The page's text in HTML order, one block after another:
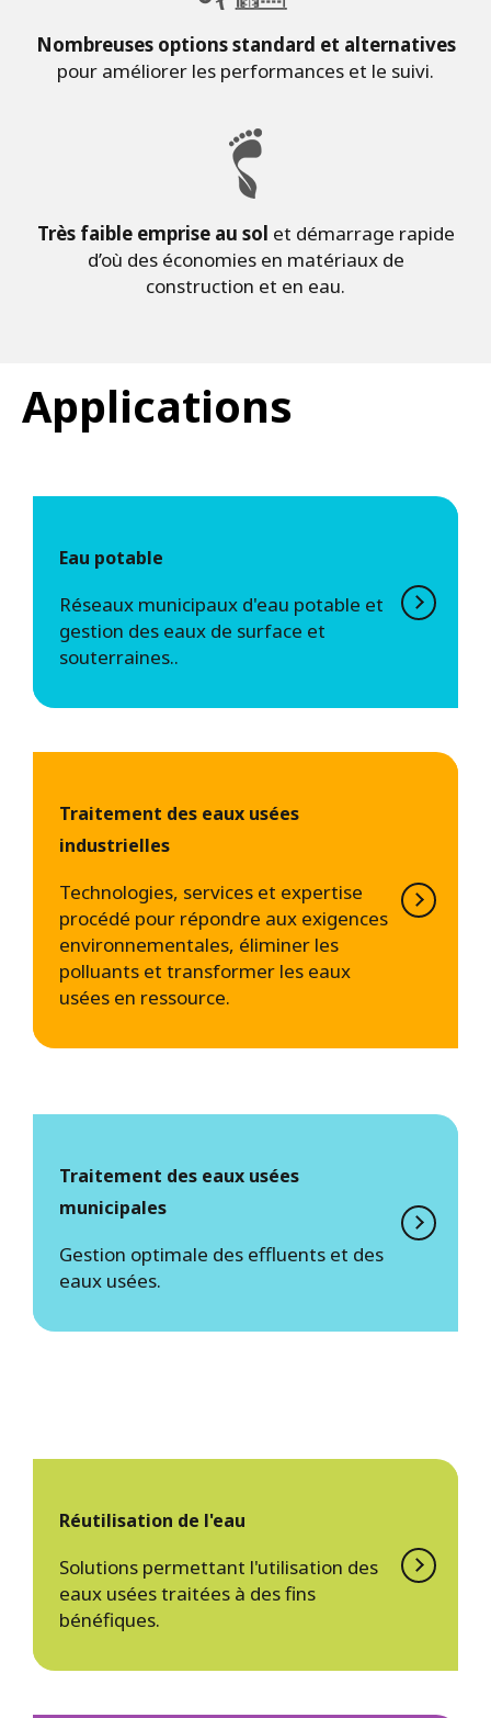
Nombreuses options standard et alternatives
pour améliorer les performances et le suivi.
Très faible emprise au sol et démarrage rapide
d’où des économies en matériaux de
construction et en eau.
Applications
Eau potable
Réseaux municipaux d'eau potable et
gestion des eaux de surface et
souterraines..
Traitement des eaux usées
industrielles
Technologies, services et expertise
procédé pour répondre aux exigences
environnementales, éliminer les
polluants et transformer les eaux
usées en ressource.
Traitement des eaux usées
municipales
Gestion optimale des effluents et des
eaux usées.
Réutilisation de l'eau
Solutions permettant l'utilisation des
eaux usées traitées à des fins
bénéfiques.